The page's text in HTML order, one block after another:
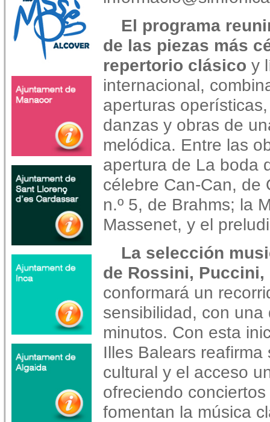
El programa
de las piezas más
repertorio clásico y
internacional,
aperturas
danzas y obras de
melódica. Entre las
apertura de La boda
célebre Can-Can, de
n.º 5, de Brahms; la
Massenet, y el
La selección
de Rossini,
conformará un
sensibilidad, con
minutos. Con esta
Illes Balears
cultural y el acceso
ofreciendo
fomentan la música